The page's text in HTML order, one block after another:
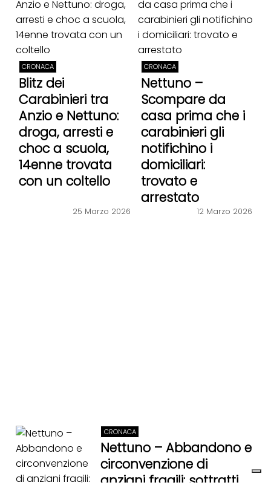
CRONACA
Blitz dei
Carabinieri tra
Anzio e Nettuno:
droga, arresti e
choc a scuola,
14enne trovata
con un coltello
25 Marzo 2026
CRONACA
Nettuno –
Scompare da
casa prima che i
carabinieri gli
notifichino i
domiciliari:
trovato e
arrestato
12 Marzo 2026
CRONACA
Nettuno – Abbandono e
circonvenzione di
anziani fragili: sottratti